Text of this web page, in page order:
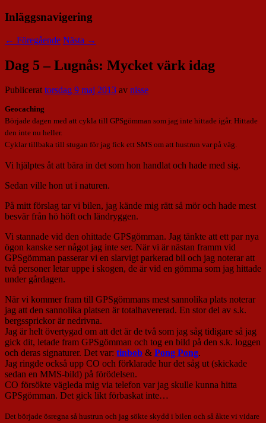
Inläggsnavigering
← Föregående Nästa →
Dag 5 – Lugnås: Mycket värk idag
Publicerattorsdag 9 maj 2013 av nisse
Geocaching
Började dagen med att cykla till GPSgömman som jag inte hittade igår. Hittade
den inte nu heller.
Cyklar tillbaka till stugan för jag fick ett SMS om att hustrun var på väg.
Vi hjälptes åt att bära in det som hon handlat och hade med sig.
Sedan ville hon ut i naturen.
På mitt förslag tar vi bilen, jag kände mig rätt så mör och hade mest
besvär från hö höft och ländryggen.
Vi stannade vid den ohittade GPSgömman. Jag tänkte att ett par nya
ögon kanske ser något jag inte ser. När vi är nästan framm vid
GPSgömman passerar vi en slarvigt parkerad bil och jag noterar att
två personer letar uppe i skogen, de är vid en gömma som jag hittade
under gårdagen.
När vi kommer fram till GPSgömmans mest sannolika plats noterar
jag att den sannolika platsen är totalhavererad. En stor del av s.k.
bergssprickor är nedrivna.
Jag är helt övertygad om att det är de två som jag såg tidigare så jag
gick dit, letade fram GPSgömman och tog en bild på den s.k. loggen
och deras signaturer. Det var: tinbob & Pong Pong.
Jag ringde också upp CO och förklarade hur det såg ut (skickade
sedan en MMS-bild) på förödelsen.
CO försökte vägleda mig via telefon var jag skulle kunna hitta
GPSgömman. Det gick likt förbaskat inte…
Det började ösregna så hustrun och jag sökte skydd i bilen och så åkte vi vidare